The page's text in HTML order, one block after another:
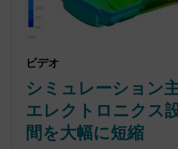
ビデオ
シミュレーション
エレクトロニクス
間を大幅に短縮